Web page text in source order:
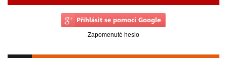
Zapomenuté heslo